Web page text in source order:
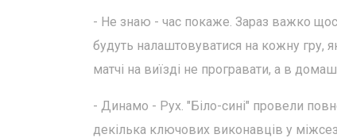
- Не знаю - час покаже. Зараз важко
будуть налаштовуватися на кожну гру,
матчі на виїзді не програвати, а в
- Динамо - Рух. "Біло-сині" провели
декілька ключових виконавців у